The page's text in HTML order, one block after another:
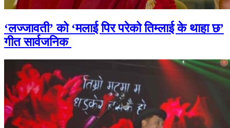
‘लज्जावती’ को ‘मलाई पिर परेको तिम्लाई के थाहा छ’
गीत सार्वजनिक